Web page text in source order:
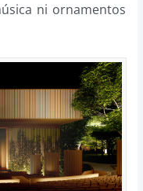
ni ornamentos